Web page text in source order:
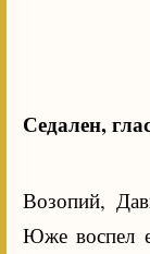
Седален,
Возопий,
Юже воспел